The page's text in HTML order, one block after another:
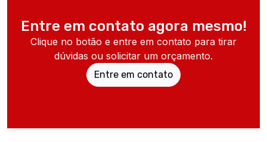
Entre em contato agora mesmo!
Clique no botão e entre em contato para tirar
dúvidas ou solicitar um orçamento.
Entre em contato